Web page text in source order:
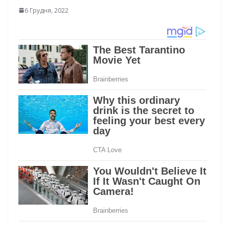
6 Грудня, 2022